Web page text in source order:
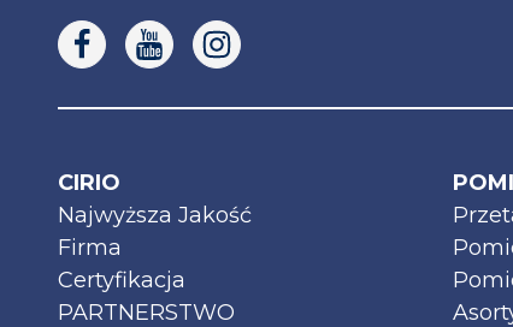
CIRIO
Najwyższa Jakość
Firma
Certyfikacja
PARTNERSTWO